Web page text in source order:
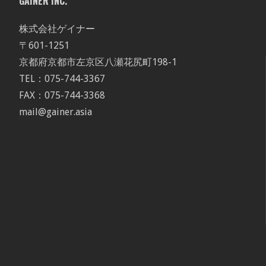
株式会社ゲイナー
〒601-1251
京都府京都市左京区八瀬花尻町198-1
TEL：075-744-3367
FAX：075-744-3368
mail@gainer.asia